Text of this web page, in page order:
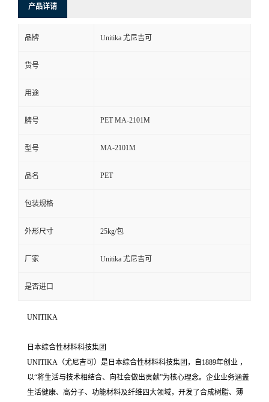
产品详请
品牌 Unitika 尤尼吉可
货号
用途
牌号 PET MA-2101M
型号 MA-2101M
品名 PET
包装规格
外形尺寸 25kg/包
厂家 Unitika 尤尼吉可
是否进口
UNITIKA
日本综合性材料科技集团
UNITIKA（尤尼吉可）是日本综合性材料科技集团，自1889年创业 ，
以“将生活与技术相结合、向社会做出贡献”为核心理念。企业业务涵盖
生活健康、高分子、功能材料及纤维四大领域，开发了合成树脂、薄